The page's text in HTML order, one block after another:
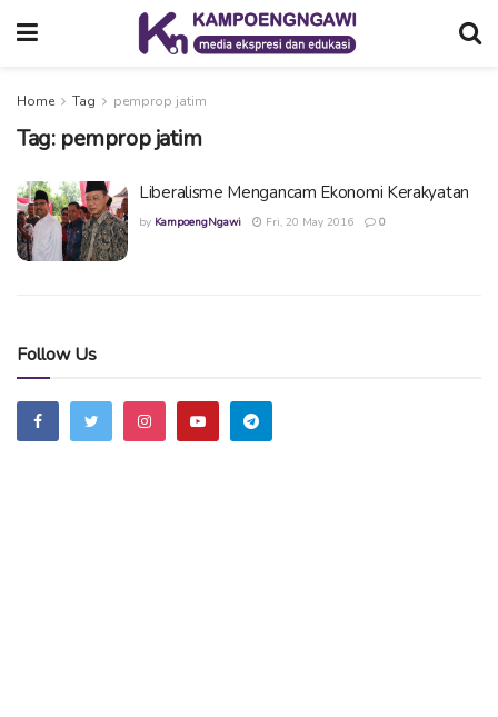
Home Tag pemprop jatim
Tag: pemprop jatim
Liberalisme Mengancam Ekonomi Kerakyatan
by KampoengNgawi Fri, 20 May 2016 0
Follow Us